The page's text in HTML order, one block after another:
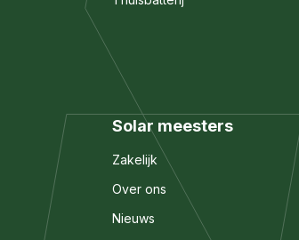
Solar meesters
Zakelijk
Over ons
Nieuws